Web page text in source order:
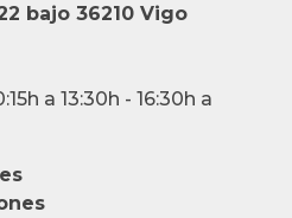
bajo 36210 Vigo
a 13:30h - 16:30h a